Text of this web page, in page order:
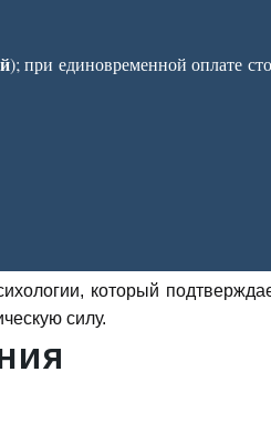
); при единовременной оплате
который
силу.